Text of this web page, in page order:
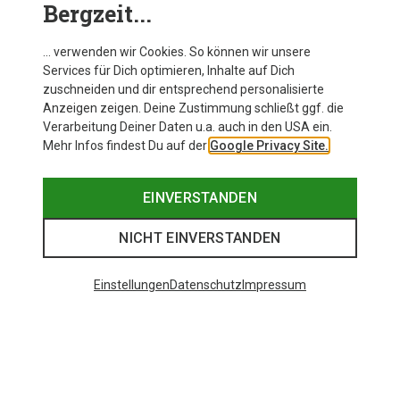
Bergzeit...
… verwenden wir Cookies. So können wir unsere
Services für Dich optimieren, Inhalte auf Dich
zuschneiden und dir entsprechend personalisierte
Anzeigen zeigen. Deine Zustimmung schließt ggf. die
Verarbeitung Deiner Daten u.a. auch in den USA ein.
Mehr Infos findest Du auf der Google Privacy Site.
EINVERSTANDEN
NICHT EINVERSTANDEN
EinstellungenDatenschutz Impressum